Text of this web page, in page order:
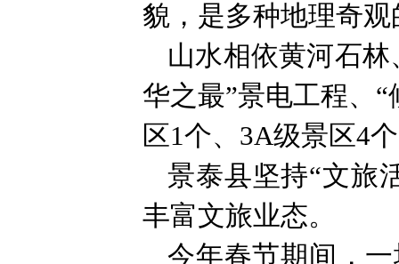
貌，是多种地理奇
山水相依黄河石
华之最”景电工程、
区1个、3A级景区4
景泰县坚持“文旅
丰富文旅业态。
今年春节期间，